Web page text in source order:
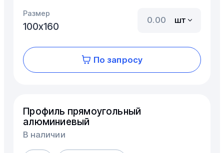
Размер
100х160
шт
По запросу
Профиль прямоугольный
алюминиевый
В наличии